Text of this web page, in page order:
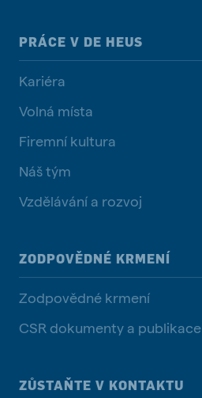
PRÁCE V DE HEUS
Kariéra
Volná místa
Firemní kultura
Náš tým
Vzdělávání a rozvoj
ZODPOVĚDNÉ KRMENÍ
Zodpovědné krmení
CSR dokumenty a publikace
ZŮSTAŇTE V KONTAKTU